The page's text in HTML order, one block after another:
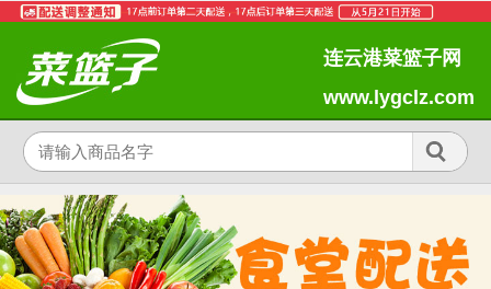
连云港菜篮子网
www.lygclz.com